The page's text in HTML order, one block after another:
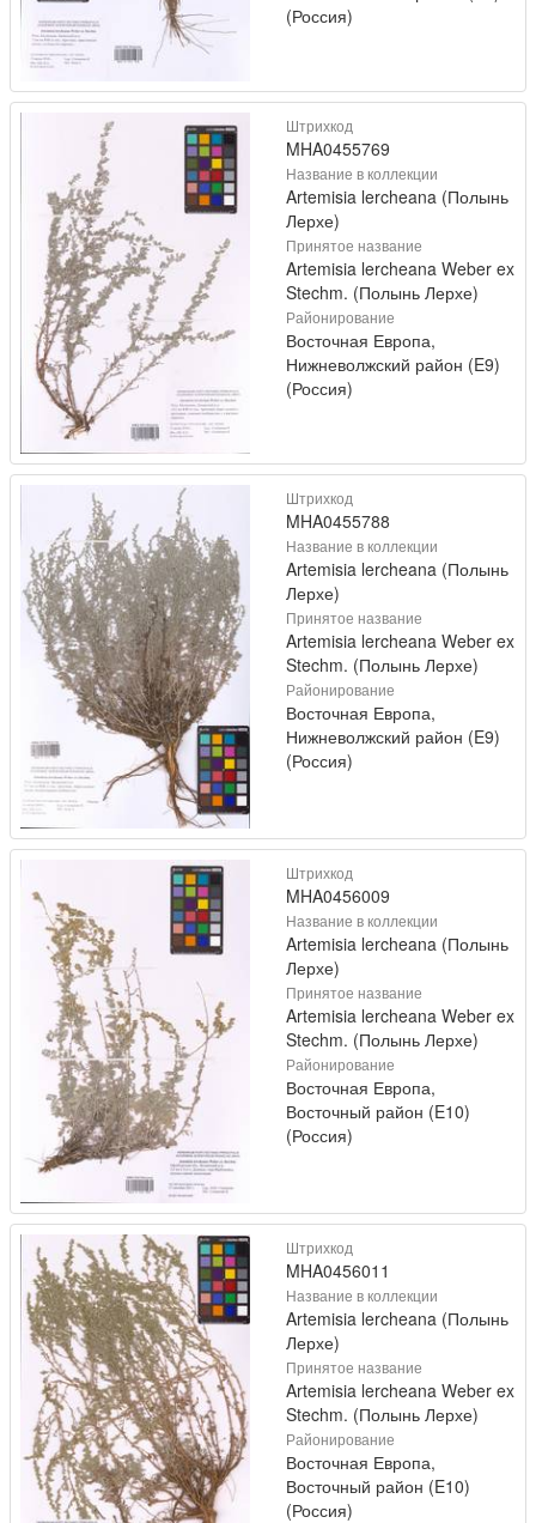
(Россия)
Штрихкод
MHA0455769
Название в коллекции
Artemisia lercheana (Полынь
Лерхе)
Принятое название
Artemisia lercheana Weber ex
Stechm. (Полынь Лерхе)
Районирование
Восточная Европа,
Нижневолжский район (E9)
(Россия)
Штрихкод
MHA0455788
Название в коллекции
Artemisia lercheana (Полынь
Лерхе)
Принятое название
Artemisia lercheana Weber ex
Stechm. (Полынь Лерхе)
Районирование
Восточная Европа,
Нижневолжский район (E9)
(Россия)
Штрихкод
MHA0456009
Название в коллекции
Artemisia lercheana (Полынь
Лерхе)
Принятое название
Artemisia lercheana Weber ex
Stechm. (Полынь Лерхе)
Районирование
Восточная Европа,
Восточный район (E10)
(Россия)
Штрихкод
MHA0456011
Название в коллекции
Artemisia lercheana (Полынь
Лерхе)
Принятое название
Artemisia lercheana Weber ex
Stechm. (Полынь Лерхе)
Районирование
Восточная Европа,
Восточный район (E10)
(Россия)